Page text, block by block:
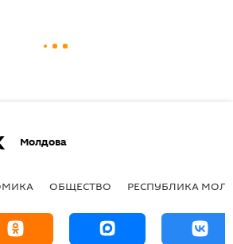
Молдова
ОБЩЕСТВО РЕСПУБЛИКА